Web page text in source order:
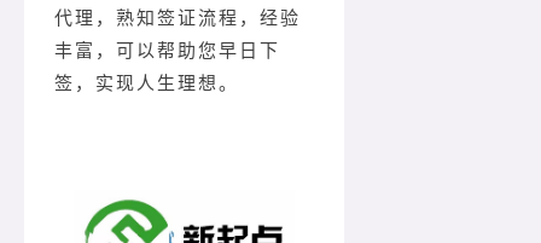
代理，熟知签证流程，经验
丰富，可以帮助您早日下
签，实现人生理想。